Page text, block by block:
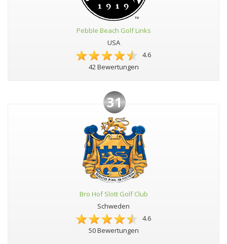
Pebble Beach Golf Links
USA
4.6
42 Bewertungen
31
Bro Hof Slott Golf Club
Schweden
4.6
50 Bewertungen